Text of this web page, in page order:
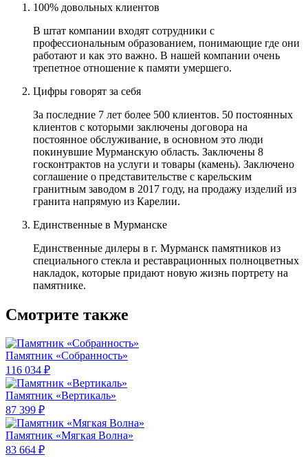
100% довольных клиентов
В штат компании входят сотрудники с
профессиональным образованием, понимающие где они
работают и как это важно. В нашей компании очень
трепетное отношение к памяти умершего.
Цифры говорят за себя
За последние 7 лет более 500 клиентов. 50 постоянных
клиентов с которыми заключены договора на
постоянное обслуживание, в основном это люди
покинувшие Мурманскую область. Заключены 8
госконтрактов на услуги и товары (камень). Заключено
соглашение о представительстве с карельским
гранитным заводом в 2017 году, на продажу изделий из
гранита напрямую из Карелии.
Единственные в Мурманске
Единственные дилеры в г. Мурманск памятников из
специального стекла и реставрационных полноцветных
накладок, которые придают новую жизнь портрету на
памятнике.
Смотрите также
Памятник «Собранность»
116 034 ₽
Памятник «Вертикаль»
87 399 ₽
Памятник «Мягкая Волна»
83 664 ₽